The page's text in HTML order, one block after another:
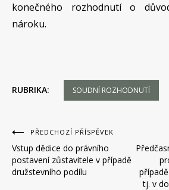
konečného rozhodnutí o
nároku.
RUBRIKA: SOUDNÍ ROZHODNUTÍ
Navigace
pro
příspěvek
PŘEDCHOZÍ PŘÍSPĚVEK
Vstup dědice do právního
postavení zůstavitele v případě
družstevního podílu
tj. v